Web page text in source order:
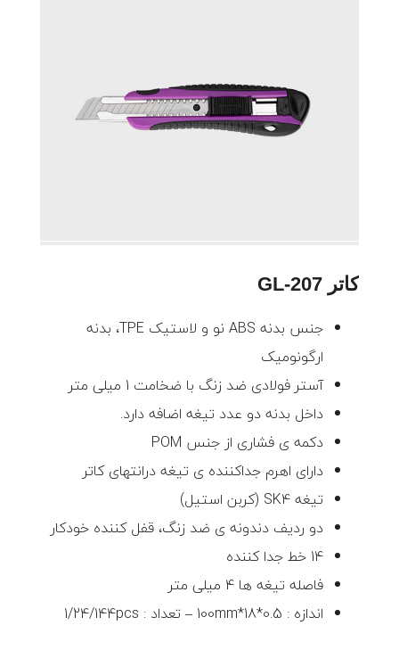
کاتر GL-207
جنس بدنه ABS نو و لاستیک TPE، بدنه
ارگونومیک
آستر فولادی ضد زنگ با ضخامت 1 میلی متر
داخل بدنه دو عدد تیغه اضافه دارد.
دکمه ی فشاری از جنس POM
دارای اهرم جداکننده ی تیغه درانتهای کاتر
تیغه SK4 (کربن استیل)
دو ردیف دندونه ی ضد زنگ، قفل کننده خودکار
14 خط جدا کننده
فاصله تیغه ها 4 میلی متر
اندازه : 100mm*18*0.5 – تعداد : 1/24/144pcs